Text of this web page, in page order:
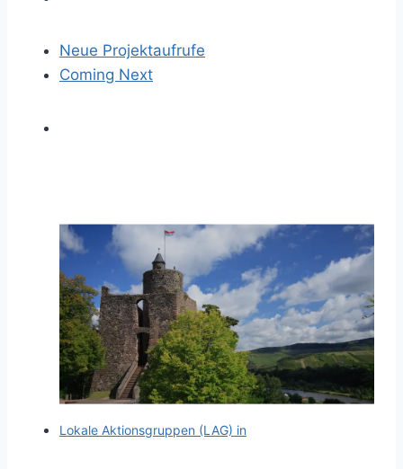
Neue Projektaufrufe
Coming Next
Lokale Aktionsgruppen (LAG) in